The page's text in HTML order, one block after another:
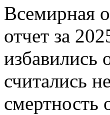
Всемирная
отчет за
избавились
считались
смертность